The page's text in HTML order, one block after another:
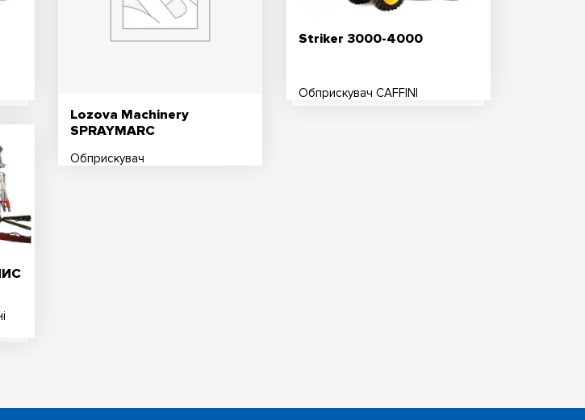
Lozova Machinery
SPRAYMARC
Обприскувач
Striker 3000-4000
Обприскувач CAFFINI